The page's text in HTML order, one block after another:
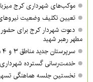
موکب‌های شهرداری کرج
تعیین تکلیف وضعیت نیروهای
دعوت شهردار کرج برای
مطهر رهبر شهید
سرپرستان جدید مناطق ۳ و ۴ معرفی شدند
خدمت‌رسانی گسترده
نخستین جلسه هماهنگی